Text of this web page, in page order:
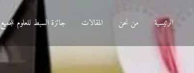
الرئيسية من نحن المقالات جائزة السبط للعلوم للجميع